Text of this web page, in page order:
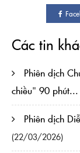
Các tin
Phiên dịch
chiều" 90 phút...
Phiên dịch
(22/03/2026)